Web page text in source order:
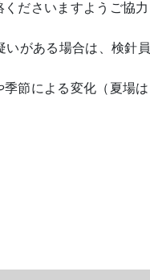
ださいますようご協力
いがある場合は、検針員
節による変化（夏場は